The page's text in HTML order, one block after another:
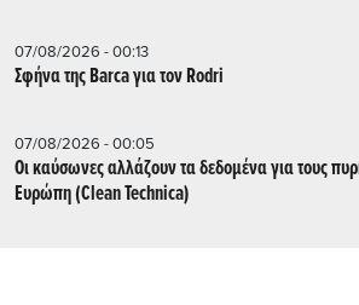
07/08/2026 - 00:13
Σφήνα της Barca για τον Rodri
07/08/2026 - 00:05
Οι καύσωνες αλλάζουν τα δεδομένα για τους
Ευρώπη (Clean Technica)